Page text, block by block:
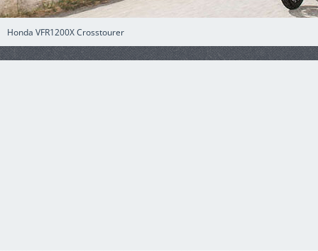
Honda VFR1200X Crosstourer